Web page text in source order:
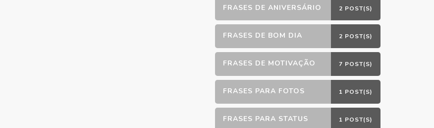
FRASES DE ANIVERSÁRIO 2 POST(S)
FRASES DE BOM DIA 2 POST(S)
FRASES DE MOTIVAÇÃO 7 POST(S)
FRASES PARA FOTOS 1 POST(S)
FRASES PARA STATUS 1 POST(S)